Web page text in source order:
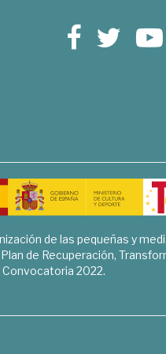
de las pequeñas y
de Recuperación,
Convocatoria 2022.